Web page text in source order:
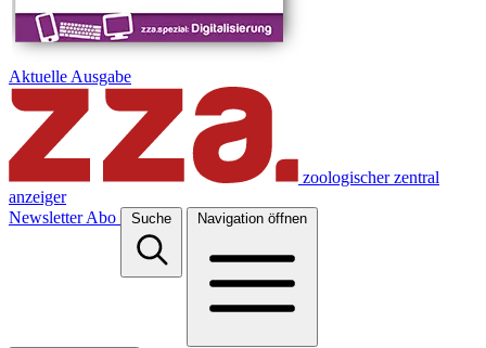
Aktuelle Ausgabe
zoologischer zentral
anzeiger
Newsletter Abo Suche Navigation öffnen